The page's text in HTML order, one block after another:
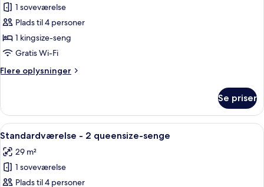
Suite
-
1
kingsize-
seng
-
-
ikke-
ryger
(Communications)
1 soveværelse
Plads til 4 personer
1 kingsize-seng
Gratis Wi-Fi
Flere oplysninger
Flere
-
kingsize-
handicapvenligt
Se priser
Indlæs
alle
billeder
af
Standardværelse
Et hotelværelse med to senge, et
4
Standardværelse - 2 queensize-senge
29 m²
1 soveværelse
Plads til 4 personer